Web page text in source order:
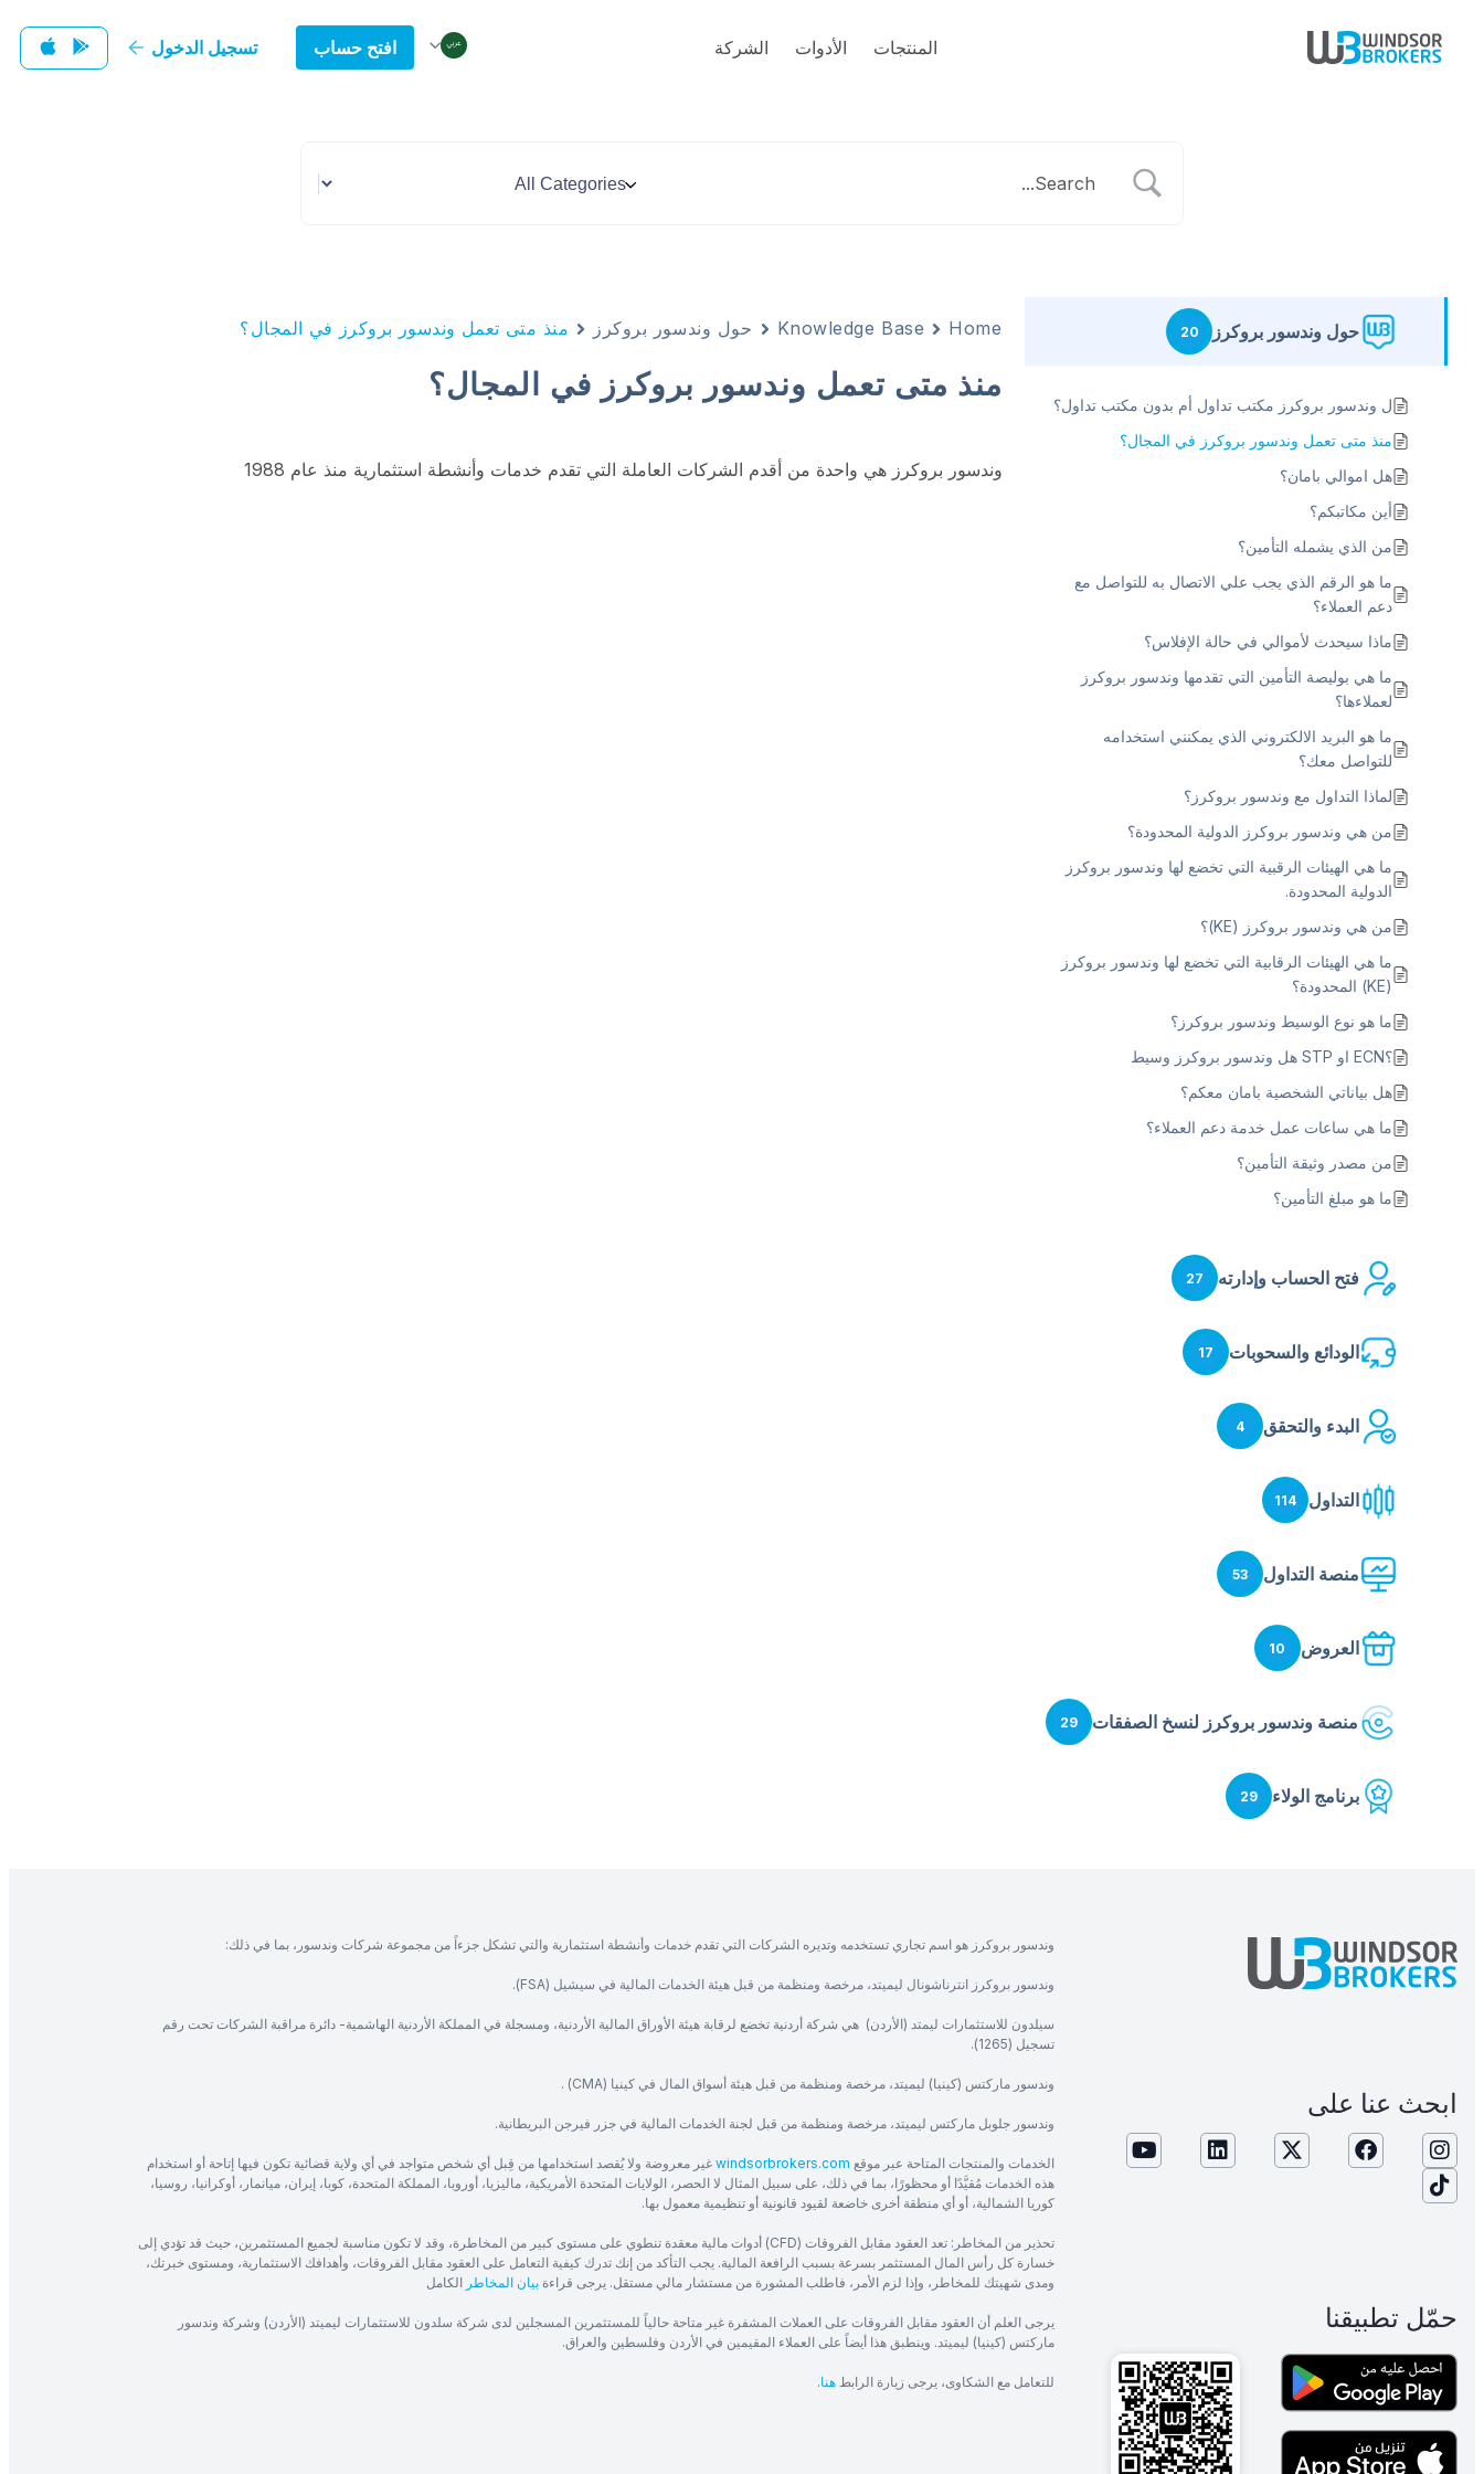
المنتجات الأدوات الشركة افتح حساب تسجيل الدخول
حول وندسور بروكرز 20
ل وندسور بروكرز مكتب تداول أم بدون مكتب تداول؟
منذ متى تعمل وندسور بروكرز في المجال؟
هل اموالي بامان؟
أين مكاتبكم؟
من الذي يشمله التأمين؟
ما هو الرقم الذي يجب علي الاتصال به للتواصل مع
دعم العملاء؟
ماذا سيحدث لأموالي في حالة الإفلاس؟
ما هي بوليصة التأمين التي تقدمها وندسور بروكرز
لعملاءها؟
ما هو البريد الالكتروني الذي يمكنني استخدامه
للتواصل معك؟
لماذا التداول مع وندسور بروكرز؟
من هي وندسور بروكرز الدولية المحدودة؟
ما هي الهيئات الرقبية التي تخضع لها وندسور بروكرز
الدولية المحدودة.
من هي وندسور بروكرز (KE)؟
ما هي الهيئات الرقابية التي تخضع لها وندسور بروكرز
(KE) المحدودة؟
ما هو نوع الوسيط وندسور بروكرز؟
؟ECN او STP هل وندسور بروكرز وسيط
هل بياناتي الشخصية بامان معكم؟
ما هي ساعات عمل خدمة دعم العملاء؟
من مصدر وثيقة التأمين؟
ما هو مبلغ التأمين؟
فتح الحساب وإدارته 27
الودائع والسحوبات 17
البدء والتحقق 4
التداول 114
منصة التداول 53
العروض 10
منصة وندسور بروكرز لنسخ الصفقات 29
برنامج الولاء 29
Home
Knowledge Base حول وندسور بروكرز منذ متى تعمل وندسور بروكرز في المجال؟
منذ متى تعمل وندسور بروكرز في المجال؟
وندسور بروكرز هي واحدة من أقدم الشركات العاملة التي تقدم خدمات وأنشطة استثمارية منذ عام 1988
ابحث عنا على
حمّل تطبيقنا
وندسور بروكرز هو اسم تجاري تستخدمه وتديره الشركات التي تقدم خدمات وأنشطة استثمارية والتي تشكل جزءاً من مجموعة شركات وندسور، بما في ذلك:
وندسور بروكرز انترناشونال ليميتد، مرخصة ومنظمة من قبل هيئة الخدمات المالية في سيشيل (FSA).
سيلدون للاستثمارات ليمتد (الأردن) هي شركة أردنية تخضع لرقابة هيئة الأوراق المالية الأردنية، ومسجلة في المملكة الأردنية الهاشمية- دائرة مراقبة الشركات تحت رقم
تسجيل (1265).
وندسور ماركتس (كينيا) ليميتد، مرخصة ومنظمة من قبل هيئة أسواق المال في كينيا (CMA) .
وندسور جلوبل ماركتس ليميتد، مرخصة ومنظمة من قبل لجنة الخدمات المالية في جزر فيرجن البريطانية.
الخدمات والمنتجات المتاحة عبر موقع windsorbrokers.com غير معروضة ولا يُقصد استخدامها من قِبل أي شخص متواجد في أي ولاية قضائية تكون فيها إتاحة أو استخدام
هذه الخدمات مُقيَّدًا أو محظورًا، بما في ذلك، على سبيل المثال لا الحصر، الولايات المتحدة الأمريكية، ماليزيا، أوروبا، المملكة المتحدة، كوبا، إيران، ميانمار، أوكرانيا، روسيا،
كوريا الشمالية، أو أي منطقة أخرى خاضعة لقيود قانونية أو تنظيمية معمول بها.
تحذير من المخاطر: تعد العقود مقابل الفروقات (CFD) أدوات مالية معقدة تنطوي على مستوى كبير من المخاطرة، وقد لا تكون مناسبة لجميع المستثمرين، حيث قد تؤدي إلى
خسارة كل رأس المال المستثمر بسرعة بسبب الرافعة المالية. يجب التأكد من إنك تدرك كيفية التعامل على العقود مقابل الفروقات، وأهدافك الاستثمارية، ومستوى خبرتك،
ومدى شهيتك للمخاطر، وإذا لزم الأمر، فاطلب المشورة من مستشار مالي مستقل. يرجى قراءةبيان المخاطر الكامل
يرجى العلم أن العقود مقابل الفروقات على العملات المشفرة غير متاحة حالياً للمستثمرين المسجلين لدى شركة سلدون للاستثمارات ليميتد (الأردن) وشركة وندسور
ماركتس (كينيا) ليميتد. وينطبق هذا أيضاً على العملاء المقيمين في الأردن وفلسطين والعراق.
للتعامل مع الشكاوى، يرجى زيارة الرابطهنا.